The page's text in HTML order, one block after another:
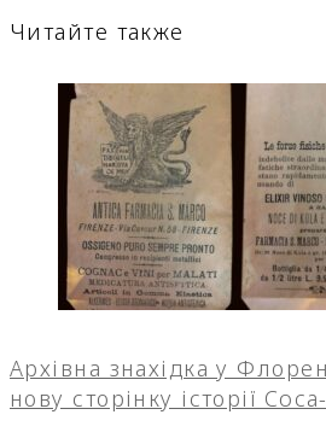
Читайте также
Архівна знахідка у
нову сторінку історії